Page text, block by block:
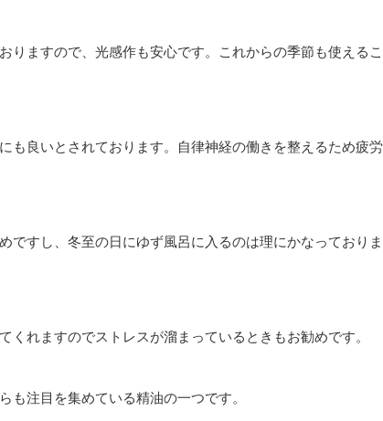
りますので、光感作も安心です。これからの季節も使えるこ
も良いとされております。自律神経の働きを整えるため疲労
ですし、冬至の日にゆず風呂に入るのは理にかなっておりま
れますのでストレスが溜まっているときもお勧めです。
も注目を集めている精油の一つです。